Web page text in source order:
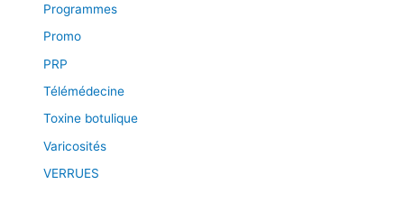
Programmes
Promo
PRP
Télémédecine
Toxine botulique
Varicosités
VERRUES